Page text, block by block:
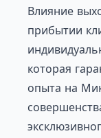
Влияние
прибытии
которая
опыта на